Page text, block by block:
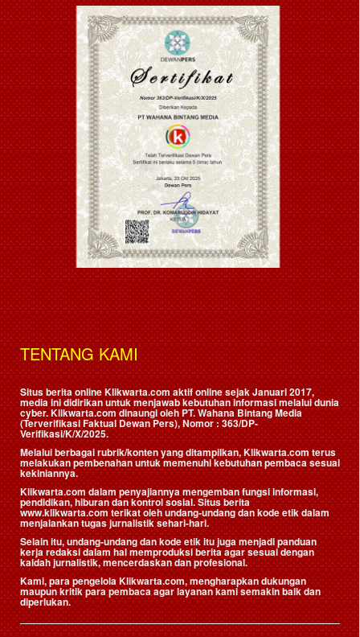
TENTANG KAMI
Situs berita online Klikwarta.com aktif online sejak Januari 2017,
media ini didirikan untuk menjawab kebutuhan informasi melalui dunia
cyber. Klikwarta.com dinaungi oleh PT. Wahana Bintang Media
(Terverifikasi Faktual Dewan Pers), Nomor : 363/DP-
Verifikasi/K/X/2025.
Melalui berbagai rubrik/konten yang ditampilkan, Klikwarta.com terus
melakukan pembenahan untuk memenuhi kebutuhan pembaca sesuai
kekiniannya.
Klikwarta.com dalam penyajiannya mengemban fungsi informasi,
pendidikan, hiburan dan kontrol sosial. Situs berita
www.klikwarta.com terikat oleh undang-undang dan kode etik dalam
menjalankan tugas jurnalistik sehari-hari.
Selain itu, undang-undang dan kode etik itu juga menjadi panduan
kerja redaksi dalam hal memproduksi berita agar sesuai dengan
kaidah jurnalistik, mencerdaskan dan profesional.
Kami, para pengelola Klikwarta.com, mengharapkan dukungan
maupun kritik para pembaca agar layanan kami semakin baik dan
diperlukan.